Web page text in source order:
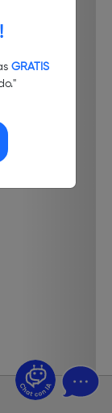
GRATIS